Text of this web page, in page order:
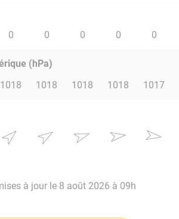
0 0 0 0 0
(hPa)
1018 1018 1018 1018 1017
à jour le 8 août 2026 à 09h